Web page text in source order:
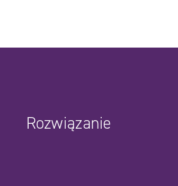
Rozwiązanie